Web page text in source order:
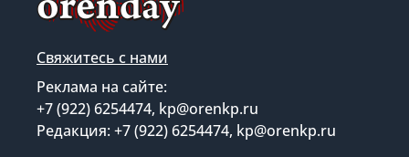
Свяжитесь с нами
Реклама на сайте:
+7 (922) 6254474, kp@orenkp.ru
Редакция: +7 (922) 6254474, kp@orenkp.ru